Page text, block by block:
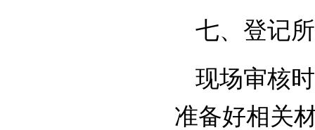
七、登记
现场审核
准备好相关